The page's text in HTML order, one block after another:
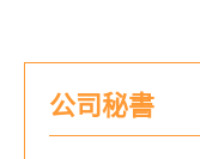
公司秘書